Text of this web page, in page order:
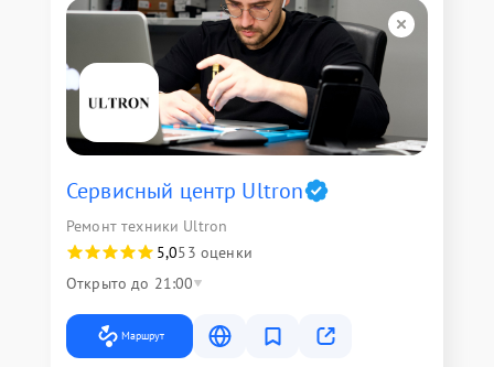
Сервисный центр Ultron
Ремонт техники Ultron
5,053 оценки
Открыто до 21:00
Маршрут